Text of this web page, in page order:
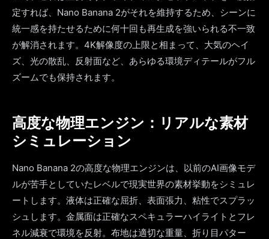
定すれば、Nano Banana 2がそれを維持するため、シーンに
統一感を持たせるために何十回も再生成を強いられる不一致
が解消されます。4K解像度の上限と相まって、大気のヘイ
ズ、光の散乱、反射面など、あらゆる環境ディテールがフル
ズームでも保持されます。
高度な物理エンジン：リアルな素材
シミュレーション
Nano Banana 2の高度な物理エンジンは、以前のAI画像モデ
ルが苦手としていたレベルで現実世界の素材挙動をシミュレ
ートします。液体は正確な屈折、表面張力、粘性でスプラッ
シュします。金属面は正確なスペキュラーハイライトとフレ
ネル減衰で環境を反射。布地は適切な重量、折り目パター